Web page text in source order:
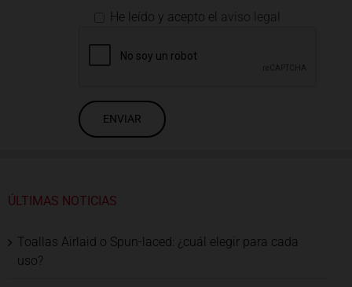
He leído y acepto el aviso legal
ÚLTIMAS NOTICIAS
Toallas Airlaid o Spun-laced: ¿cuál elegir para cada
uso?